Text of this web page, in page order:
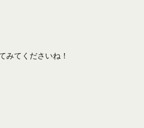
みてくださいね！